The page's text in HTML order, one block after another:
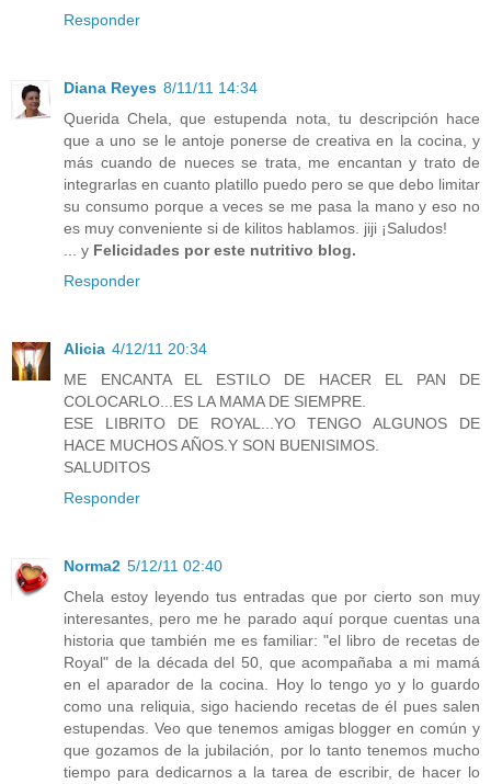
Responder
Diana Reyes 8/11/11 14:34
Querida Chela, que estupenda nota, tu descripción hace
que a uno se le antoje ponerse de creativa en la cocina, y
más cuando de nueces se trata, me encantan y trato de
integrarlas en cuanto platillo puedo pero se que debo limitar
su consumo porque a veces se me pasa la mano y eso no
es muy conveniente si de kilitos hablamos. jiji ¡Saludos!
... y Felicidades por este nutritivo blog.
Responder
Alicia 4/12/11 20:34
ME ENCANTA EL ESTILO DE HACER EL PAN DE
COLOCARLO...ES LA MAMA DE SIEMPRE.
ESE LIBRITO DE ROYAL...YO TENGO ALGUNOS DE
HACE MUCHOS AÑOS.Y SON BUENISIMOS.
SALUDITOS
Responder
Norma2 5/12/11 02:40
Chela estoy leyendo tus entradas que por cierto son muy
interesantes, pero me he parado aquí porque cuentas una
historia que también me es familiar: "el libro de recetas de
Royal" de la década del 50, que acompañaba a mi mamá
en el aparador de la cocina. Hoy lo tengo yo y lo guardo
como una reliquia, sigo haciendo recetas de él pues salen
estupendas. Veo que tenemos amigas blogger en común y
que gozamos de la jubilación, por lo tanto tenemos mucho
tiempo para dedicarnos a la tarea de escribir, de hacer lo